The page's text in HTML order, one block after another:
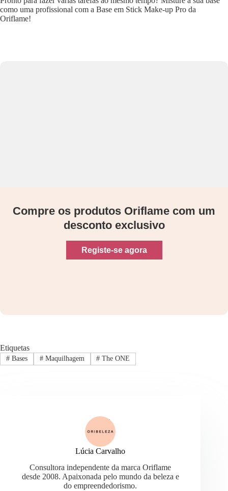
como uma profissional com a Base em Stick Make-up Pro da
Oriflame!
Compre os produtos Oriflame com um
desconto exclusivo
Registe-se agora
Etiquetas
#Bases #Maquilhagem # The ONE
Lúcia Carvalho
Consultora independente da marca Oriflame
desde 2008. Apaixonada pelo mundo da beleza e
do empreendedorismo.